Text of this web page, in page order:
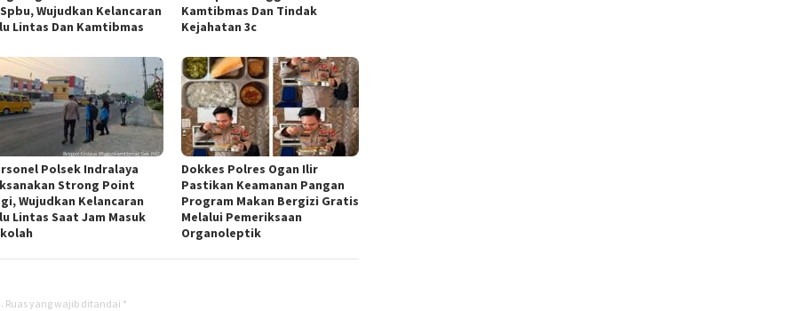
Wujudkan Kelancaran
Lintas Dan Kamtibmas
Kamtibmas Dan Tindak
Kejahatan 3c
Polsek Indralaya
Strong Point
Wujudkan Kelancaran
Lintas Saat Jam Masuk
Dokkes Polres Ogan Ilir
Pastikan Keamanan Pangan
Program Makan Bergizi Gratis
Melalui Pemeriksaan
Organoleptik
Ruas yang wajib ditandai *